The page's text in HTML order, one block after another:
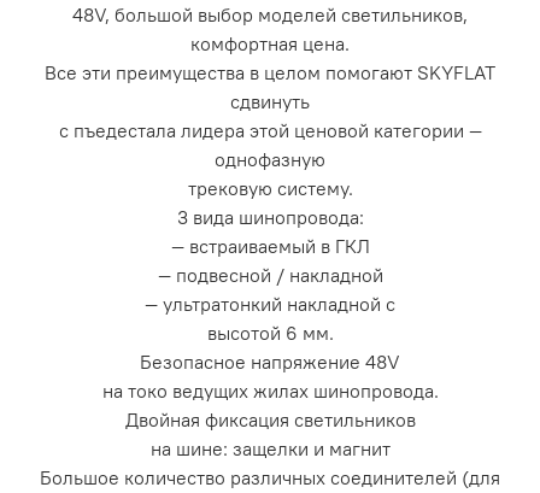
48V, большой выбор моделей светильников,
комфортная цена.
Все эти преимущества в целом помогают SKYFLAT
сдвинуть
с пъедeстала лидера этой ценовой категории —
однофазную
трековую систему.
3 вида шинопровода:
— встраиваемый в ГКЛ
— подвесной / накладной
— ультратонкий накладной с
высотой 6 мм.
Безопасное напряжение 48V
на токо ведущих жилах шинопровода.
Двойная фиксация светильников
на шине: защелки и магнит
Большое количество различных соединителей (для